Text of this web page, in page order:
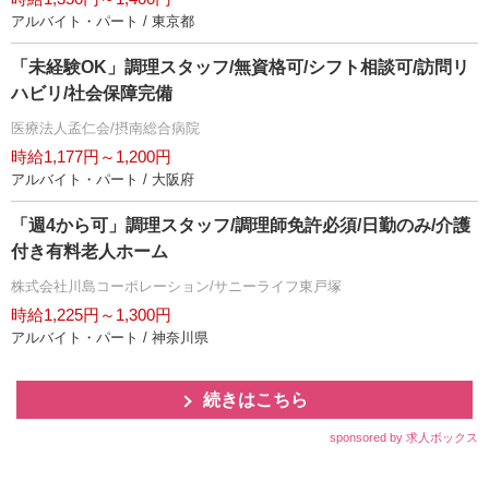
アルバイト・パート / 東京都
「未経験OK」調理スタッフ/無資格可/シフト相談可/訪問リ
ハビリ/社会保障完備
医療法人孟仁会/摂南総合病院
時給1,177円～1,200円
アルバイト・パート / 大阪府
「週4から可」調理スタッフ/調理師免許必須/日勤のみ/介護
付き有料老人ホーム
株式会社川島コーポレーション/サニーライフ東戸塚
時給1,225円～1,300円
アルバイト・パート / 神奈川県
続きはこちら
sponsored by 求人ボックス